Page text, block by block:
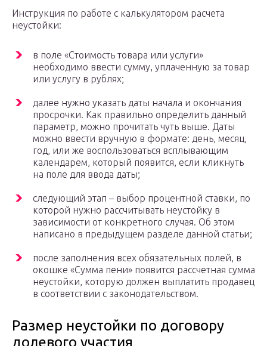
Инструкция по работе с калькулятором расчета
неустойки:
в поле «Стоимость товара или услуги»
необходимо ввести сумму, уплаченную за товар
или услугу в рублях;
далее нужно указать даты начала и окончания
просрочки. Как правильно определить данный
параметр, можно прочитать чуть выше. Даты
можно ввести вручную в формате: день, месяц,
год, или же воспользоваться всплывающим
календарем, который появится, если кликнуть
на поле для ввода даты;
следующий этап – выбор процентной ставки, по
которой нужно рассчитывать неустойку в
зависимости от конкретного случая. Об этом
написано в предыдущем разделе данной статьи;
после заполнения всех обязательных полей, в
окошке «Сумма пени» появится рассчетная сумма
неустойки, которую должен выплатить продавец
в соответствии с законодательством.
Размер неустойки по договору
долевого участия